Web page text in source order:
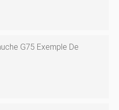
G75 Exemple De